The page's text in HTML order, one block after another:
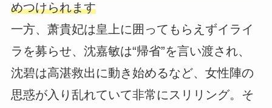
めつけられます
一方、萧貴妃は皇上に囲ってもらえずイライ
ラを募らせ、沈嘉敏は“帰省”を言い渡され、
沈碧は高湛救出に動き始めるなど、女性陣の
思惑が入り乱れていて非常にスリリング。そ